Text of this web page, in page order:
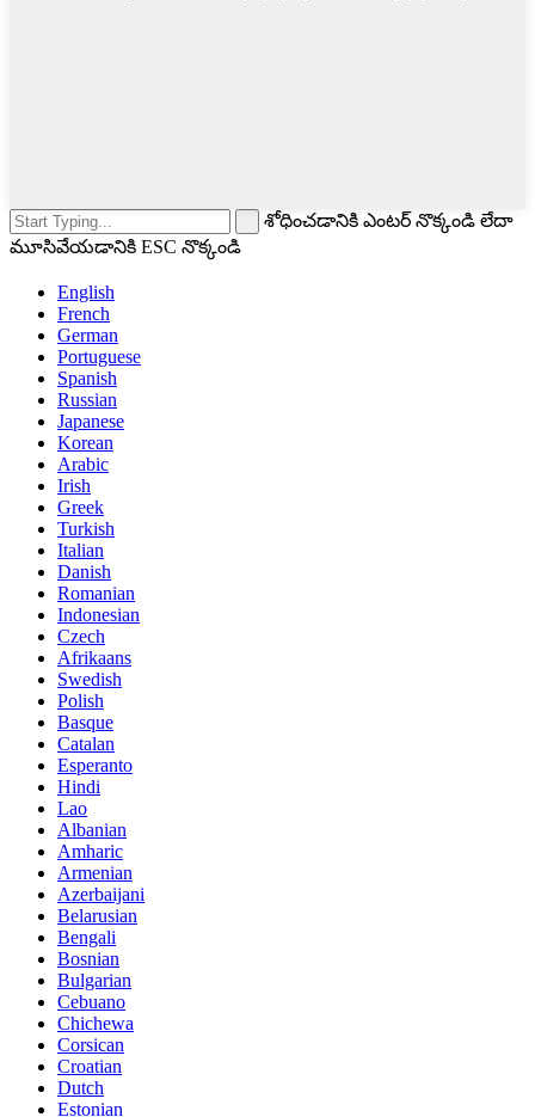
శోధించడానికి ఎంటర్ నొక్కండి లేదా
మూసివేయడానికి ESC నొక్కండి
English
French
German
Portuguese
Spanish
Russian
Japanese
Korean
Arabic
Irish
Greek
Turkish
Italian
Danish
Romanian
Indonesian
Czech
Afrikaans
Swedish
Polish
Basque
Catalan
Esperanto
Hindi
Lao
Albanian
Amharic
Armenian
Azerbaijani
Belarusian
Bengali
Bosnian
Bulgarian
Cebuano
Chichewa
Corsican
Croatian
Dutch
Estonian